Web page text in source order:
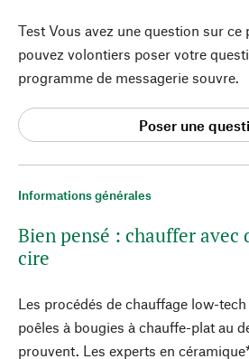
Informations générales
Bien pensé : chauffer avec
cire
Les procédés de chauffage low-
poêles à bougies à chauffe-plat au
prouvent. Les experts en
Test Vous avez une question sur ce
pouvez volontiers poser votre
programme de messagerie souvre.
Poser une